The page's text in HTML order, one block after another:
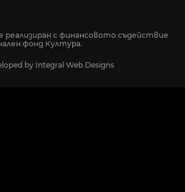
с финансовото съдействие
фонд Култура.
by Integral Web Designs